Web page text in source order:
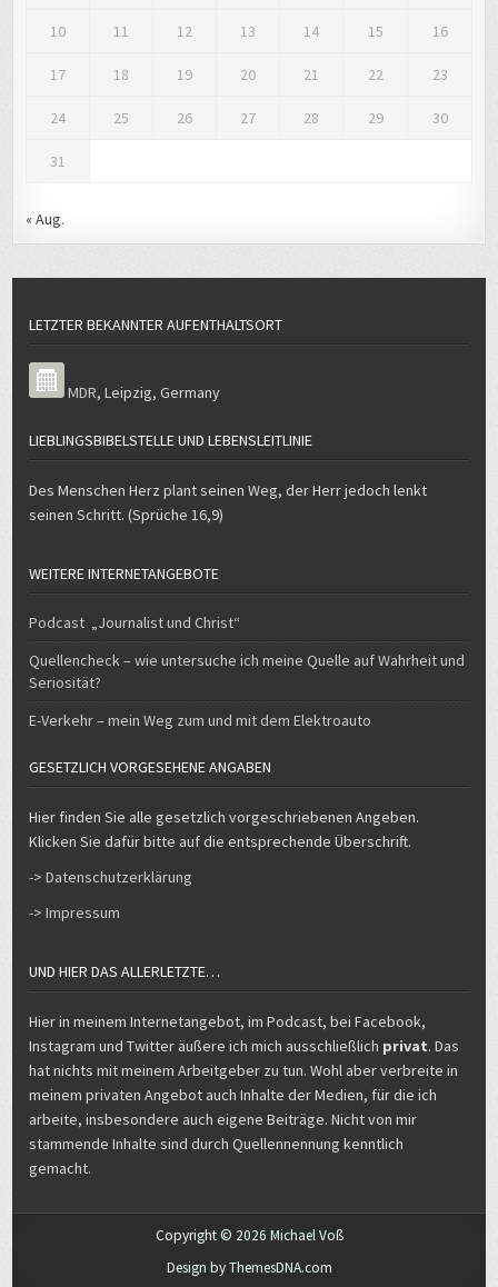
10 11 12 13 14 15 16
17 18 19 20 21 22 23
24 25 26 27 28 29 30
31
« Aug.
LETZTER BEKANNTER AUFENTHALTSORT
MDR,Leipzig,Germany
LIEBLINGSBIBELSTELLE UND LEBENSLEITLINIE
Des Menschen Herz plant seinen Weg, der Herr jedoch lenkt
seinen Schritt. (Sprüche 16,9)
WEITERE INTERNETANGEBOTE
Podcast „Journalist und Christ“
Quellencheck – wie untersuche ich meine Quelle auf Wahrheit und
Seriosität?
E-Verkehr – mein Weg zum und mit dem Elektroauto
GESETZLICH VORGESEHENE ANGABEN
Hier finden Sie alle gesetzlich vorgeschriebenen Angeben.
Klicken Sie dafür bitte auf die entsprechende Überschrift.
-> Datenschutzerklärung
-> Impressum
UND HIER DAS ALLERLETZTE…
Hier in meinem Internetangebot, im Podcast, bei Facebook,
Instagram und Twitter äußere ich mich ausschließlich privat. Das
hat nichts mit meinem Arbeitgeber zu tun. Wohl aber verbreite in
meinem privaten Angebot auch Inhalte der Medien, für die ich
arbeite, insbesondere auch eigene Beiträge. Nicht von mir
stammende Inhalte sind durch Quellennennung kenntlich
gemacht.
Copyright © 2026 Michael Voß
Design by ThemesDNA.com